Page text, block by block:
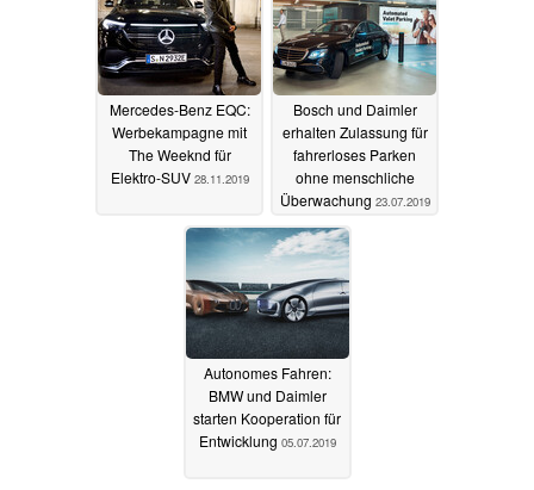
Mercedes-Benz EQC:
Werbekampagne mit
The Weeknd für
Elektro-SUV 28.11.2019
Bosch und Daimler
erhalten Zulassung für
fahrerloses Parken
ohne menschliche
Überwachung 23.07.2019
Autonomes Fahren:
BMW und Daimler
starten Kooperation für
Entwicklung 05.07.2019